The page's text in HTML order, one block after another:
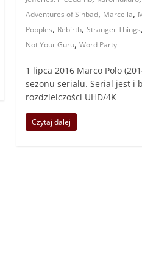
Adventures of Sinbad, Marcella,
Popples, Rebirth,Stranger Things
Not Your Guru,Word Party
1 lipca 2016 Marco Polo
sezonu serialu. Serial jest i
rozdzielczości UHD/4K
Czytaj dalej